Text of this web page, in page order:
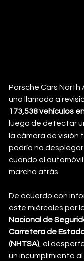
Porsche Cars North
una llamada a
173,538 vehículos
luego de detectar
la cámara de visión
podría no desplegar
cuando el
marcha atrás.
De acuerdo con
este miércoles por
Nacional de
Carretera de
(NHTSA) , el
un incumplimiento